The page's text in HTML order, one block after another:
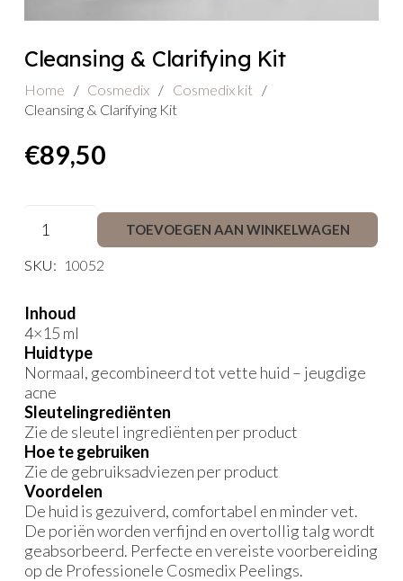
Cleansing & Clarifying Kit
Home / Cosmedix / Cosmedix kit /
Cleansing & Clarifying Kit
€89,50
Kit
TOEVOEGEN AAN WINKELWAGEN
SKU: 10052
Inhoud
4×15 ml
Huidtype
Normaal, gecombineerd tot vette huid – jeugdige
acne
Sleutelingrediënten
Zie de sleutel ingrediënten per product
Hoe te gebruiken
Zie de gebruiksadviezen per product
Voordelen
De huid is gezuiverd, comfortabel en minder vet.
De poriën worden verfijnd en overtollig talg wordt
geabsorbeerd. Perfecte en vereiste voorbereiding
op de Professionele Cosmedix Peelings.